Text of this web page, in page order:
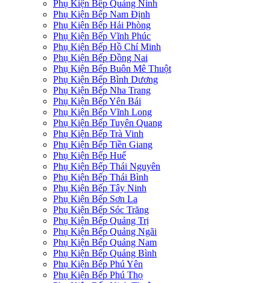
Phụ Kiện Bếp Quảng Ninh
Phụ Kiện Bếp Nam Định
Phụ Kiện Bếp Hải Phòng
Phụ Kiện Bếp Vĩnh Phúc
Phụ Kiện Bếp Hồ Chí Minh
Phụ Kiện Bếp Đồng Nai
Phụ Kiện Bếp Buôn Mê Thuột
Phụ Kiện Bếp Bình Dương
Phụ Kiện Bếp Nha Trang
Phụ Kiện Bếp Yên Bái
Phụ Kiện Bếp Vĩnh Long
Phụ Kiện Bếp Tuyên Quang
Phụ Kiện Bếp Trà Vinh
Phụ Kiện Bếp Tiền Giang
Phụ Kiện Bếp Huế
Phụ Kiện Bếp Thái Nguyên
Phụ Kiện Bếp Thái Bình
Phụ Kiện Bếp Tây Ninh
Phụ Kiện Bếp Sơn La
Phụ Kiện Bếp Sóc Trăng
Phụ Kiện Bếp Quảng Trị
Phụ Kiện Bếp Quảng Ngãi
Phụ Kiện Bếp Quảng Nam
Phụ Kiện Bếp Quảng Bình
Phụ Kiện Bếp Phú Yên
Phụ Kiện Bếp Phú Thọ